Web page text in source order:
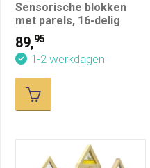
Sensorische blokken
met parels, 16-delig
89,95
1-2 werkdagen